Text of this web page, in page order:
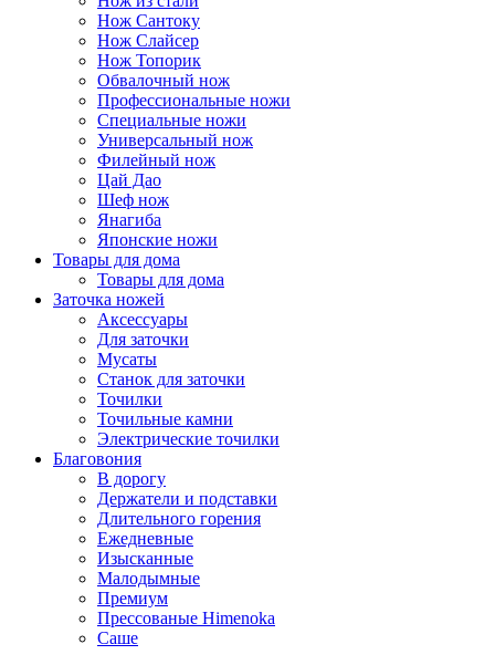
Нож Сантоку
Нож Слайсер
Нож Топорик
Обвалочный нож
Профессиональные ножи
Специальные ножи
Универсальный нож
Филейный нож
Цай Дао
Шеф нож
Янагиба
Японские ножи
Товары для дома
Товары для дома
Заточка ножей
Аксессуары
Для заточки
Мусаты
Станок для заточки
Точилки
Точильные камни
Электрические точилки
Благовония
В дорогу
Держатели и подставки
Длительного горения
Ежедневные
Изысканные
Малодымные
Премиум
Прессованые Himenoka
Саше